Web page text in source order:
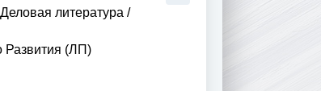
Деловая литература /
Развития (ЛП)